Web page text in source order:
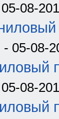
08-
- 05-08-
08-